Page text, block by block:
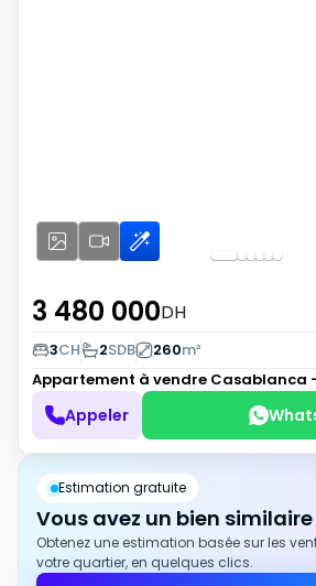
3 480 000DH
3CH 2SDB 260m²
Appartement à vendre Casablanca
Appeler
Estimation gratuite
Vous avez un bien similaire
Obtenez une estimation basée sur les
votre quartier, en quelques clics.